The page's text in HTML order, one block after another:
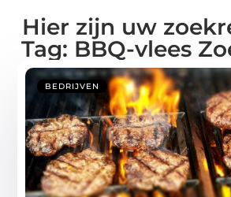
Hier zijn uw
Tag: BBQ-vlees
BEDRIJVEN